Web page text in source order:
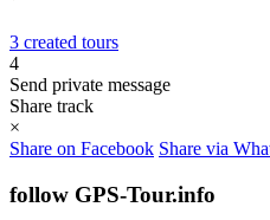
3 created tours
4
Send private message
Share track
×
Share on Facebook Share via
follow GPS-Tour.info